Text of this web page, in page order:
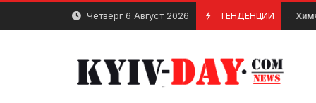
перейти
содержанию
Четверг 6 Август 2026 ТЕНДЕНЦИИ
Июнь 6, 2024 Химчистка